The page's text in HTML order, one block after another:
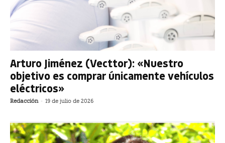
Arturo Jiménez (Vecttor): «Nuestro
objetivo es comprar únicamente vehículos
eléctricos»
Redacción - 19 de julio de 2026